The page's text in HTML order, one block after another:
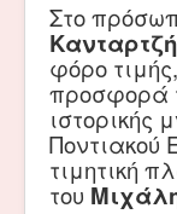
Στο
Κανταρτζή
φόρο
προσφορά
ιστορικής
Ποντιακού
τιμητική
του